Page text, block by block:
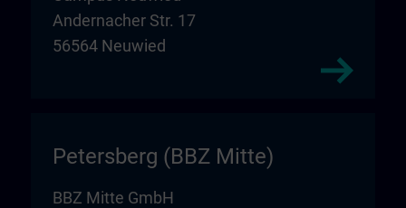
Andernacher Str. 17
56564 Neuwied
Petersberg (BBZ Mitte)
BBZ Mitte GmbH